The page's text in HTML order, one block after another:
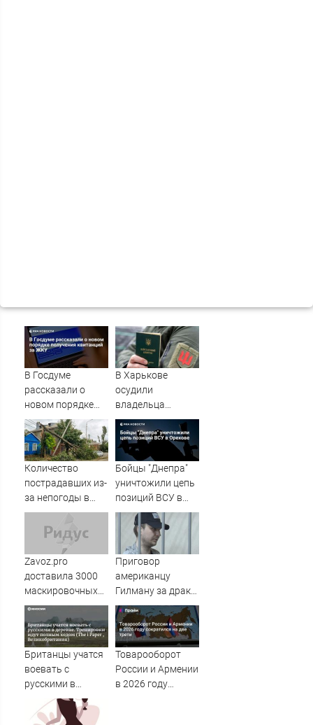
В Госдуме
рассказали о
новом порядке
получения
квитанций за
ЖКУ
В Харькове
осудили
владельца
канала о засадах
ТЦК
Количество
пострадавших из-
за непогоды в
Ростове-на-Дону
возросло до 28
Бойцы "Днепра"
уничтожили цепь
позиций ВСУ в
Орехове
Zavoz.pro
доставила 3000
маскировочных
плащей «Морок»
для СВО
Приговор
американцу
Гилману за драки
в воронежском
СИЗО
потребовали
ужесточить -
Новости на
Вести.ru
Британцы учатся
воевать с
русскими в
деревне.
Тренировки идут
Товарооборот
России и Армении
в 2026 году